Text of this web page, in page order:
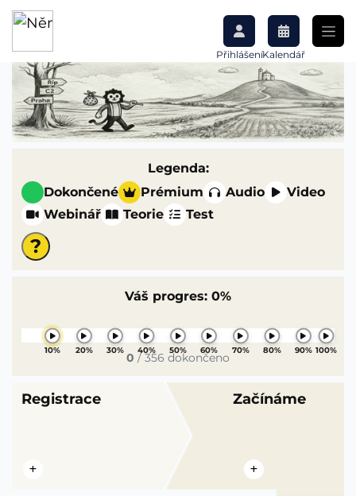
PřihlášeníKalendář
Legenda:
Dokončené
Prémium Audio
Video
Webinář
Teorie Test
?
Váš progres: 0%
10% 20% 30% 40% 50% 60% 70% 80% 90% 100%
0 /356 dokončeno
Registrace Začínáme